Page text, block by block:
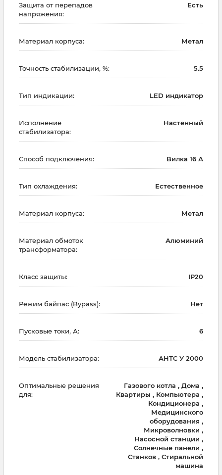
Защита от перепадов
напряжения:
Есть
Материал корпуса: Метал
Точность стабилизации, %: 5.5
Тип индикации: LED индикатор
Исполнение
стабилизатора:
Настенный
Способ подключения: Вилка 16 А
Тип охлаждения: Естественное
Материал корпуса: Метал
Материал обмоток
трансформатора:
Алюминий
Класс защиты: IP20
Режим байпас (Bypass): Нет
Пусковые токи, А: 6
Модель стабилизатора: АНТС У 2000
Оптимальные решения
для:
Газового котла , Дома ,
Квартиры , Компьютера ,
Кондиционера ,
Медицинского
оборудования ,
Микроволновки ,
Насосной станции ,
Солнечные панели ,
Станков , Стиральной
машина